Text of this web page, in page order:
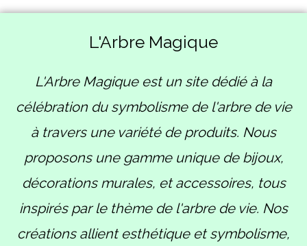
L'Arbre Magique
L'Arbre Magique est un site dédié à la
célébration du symbolisme de l'arbre de vie
à travers une variété de produits. Nous
proposons une gamme unique de bijoux,
décorations murales, et accessoires, tous
inspirés par le thème de l'arbre de vie. Nos
créations allient esthétique et symbolisme,